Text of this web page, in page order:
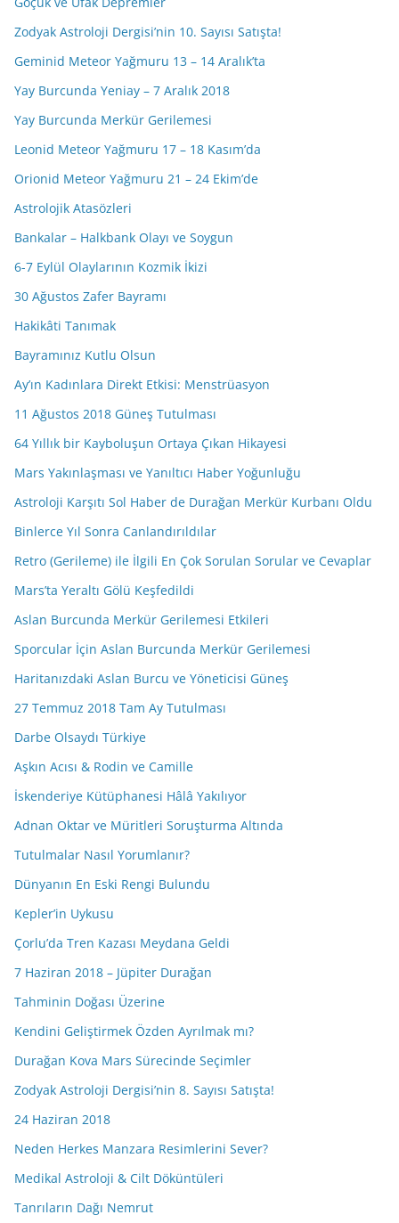
Zodyak Astroloji Dergisi’nin 10. Sayısı Satışta!
Geminid Meteor Yağmuru 13 – 14 Aralık’ta
Yay Burcunda Yeniay – 7 Aralık 2018
Yay Burcunda Merkür Gerilemesi
Leonid Meteor Yağmuru 17 – 18 Kasım’da
Orionid Meteor Yağmuru 21 – 24 Ekim’de
Astrolojik Atasözleri
Bankalar – Halkbank Olayı ve Soygun
6-7 Eylül Olaylarının Kozmik İkizi
30 Ağustos Zafer Bayramı
Hakikâti Tanımak
Bayramınız Kutlu Olsun
Ay’ın Kadınlara Direkt Etkisi: Menstrüasyon
11 Ağustos 2018 Güneş Tutulması
64 Yıllık bir Kayboluşun Ortaya Çıkan Hikayesi
Mars Yakınlaşması ve Yanıltıcı Haber Yoğunluğu
Astroloji Karşıtı Sol Haber de Durağan Merkür Kurbanı Oldu
Binlerce Yıl Sonra Canlandırıldılar
Retro (Gerileme) ile İlgili En Çok Sorulan Sorular ve Cevaplar
Mars’ta Yeraltı Gölü Keşfedildi
Aslan Burcunda Merkür Gerilemesi Etkileri
Sporcular İçin Aslan Burcunda Merkür Gerilemesi
Haritanızdaki Aslan Burcu ve Yöneticisi Güneş
27 Temmuz 2018 Tam Ay Tutulması
Darbe Olsaydı Türkiye
Aşkın Acısı & Rodin ve Camille
İskenderiye Kütüphanesi Hâlâ Yakılıyor
Adnan Oktar ve Müritleri Soruşturma Altında
Tutulmalar Nasıl Yorumlanır?
Dünyanın En Eski Rengi Bulundu
Kepler’in Uykusu
Çorlu’da Tren Kazası Meydana Geldi
7 Haziran 2018 – Jüpiter Durağan
Tahminin Doğası Üzerine
Kendini Geliştirmek Özden Ayrılmak mı?
Durağan Kova Mars Sürecinde Seçimler
Zodyak Astroloji Dergisi’nin 8. Sayısı Satışta!
24 Haziran 2018
Neden Herkes Manzara Resimlerini Sever?
Medikal Astroloji & Cilt Döküntüleri
Tanrıların Dağı Nemrut